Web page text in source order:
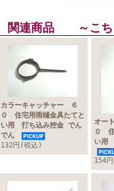
関連商品 ～こち
カラーキャッチャー ６
０ 住宅用雨樋金具たてと
い用 打ち込み控金 でん
でん
132円(税込)
オー
０ 住
い用
154